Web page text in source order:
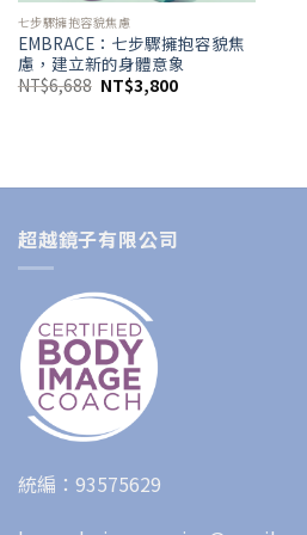
七步驟擁抱容貌焦慮
EMBRACE：七步驟擁抱容貌焦
慮，建立新的身體意象
NT$6,688 NT$3,800
超越鏡子有限公司
統編：93575629